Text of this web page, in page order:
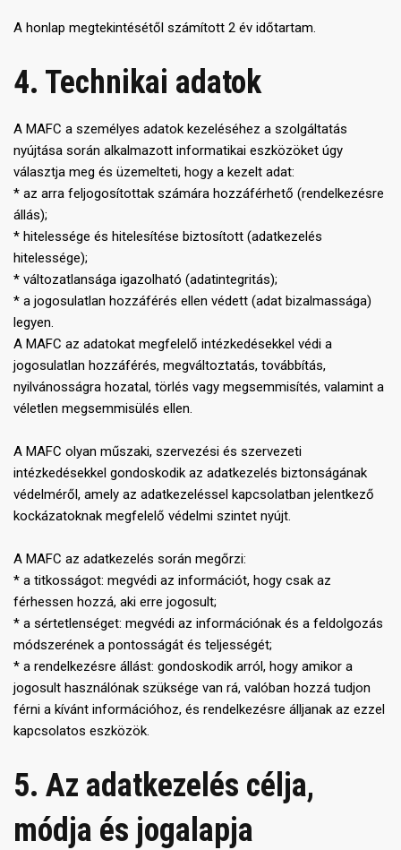
A honlap megtekintésétől számított 2 év időtartam.
4. Technikai adatok
A MAFC a személyes adatok kezeléséhez a szolgáltatás
nyújtása során alkalmazott informatikai eszközöket úgy
választja meg és üzemelteti, hogy a kezelt adat:
* az arra feljogosítottak számára hozzáférhető (rendelkezésre
állás);
* hitelessége és hitelesítése biztosított (adatkezelés
hitelessége);
* változatlansága igazolható (adatintegritás);
* a jogosulatlan hozzáférés ellen védett (adat bizalmassága)
legyen.
A MAFC az adatokat megfelelő intézkedésekkel védi a
jogosulatlan hozzáférés, megváltoztatás, továbbítás,
nyilvánosságra hozatal, törlés vagy megsemmisítés, valamint a
véletlen megsemmisülés ellen.
A MAFC olyan műszaki, szervezési és szervezeti
intézkedésekkel gondoskodik az adatkezelés biztonságának
védelméről, amely az adatkezeléssel kapcsolatban jelentkező
kockázatoknak megfelelő védelmi szintet nyújt.
A MAFC az adatkezelés során megőrzi:
* a titkosságot: megvédi az információt, hogy csak az
férhessen hozzá, aki erre jogosult;
* a sértetlenséget: megvédi az információnak és a feldolgozás
módszerének a pontosságát és teljességét;
* a rendelkezésre állást: gondoskodik arról, hogy amikor a
jogosult használónak szüksége van rá, valóban hozzá tudjon
férni a kívánt információhoz, és rendelkezésre álljanak az ezzel
kapcsolatos eszközök.
5. Az adatkezelés célja,
módja és jogalapja